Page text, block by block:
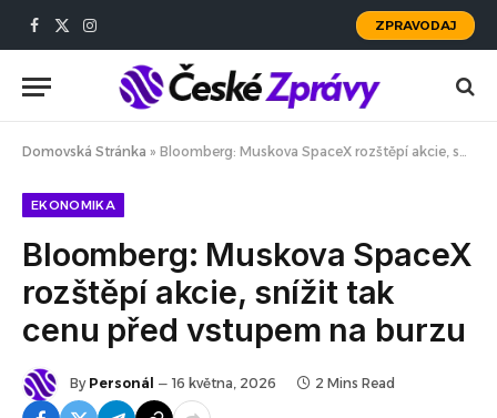
Facebook
X
Instagram
ZPRAVODAJ
Domovská Stránka » Bloomberg: Muskova SpaceX rozštěpí akcie, snížit tak cenu před vstupem na burzu
EKONOMIKA
Bloomberg: Muskova SpaceX
rozštěpí akcie, snížit tak
cenu před vstupem na burzu
By Personál 16 května, 2026 2 Mins Read